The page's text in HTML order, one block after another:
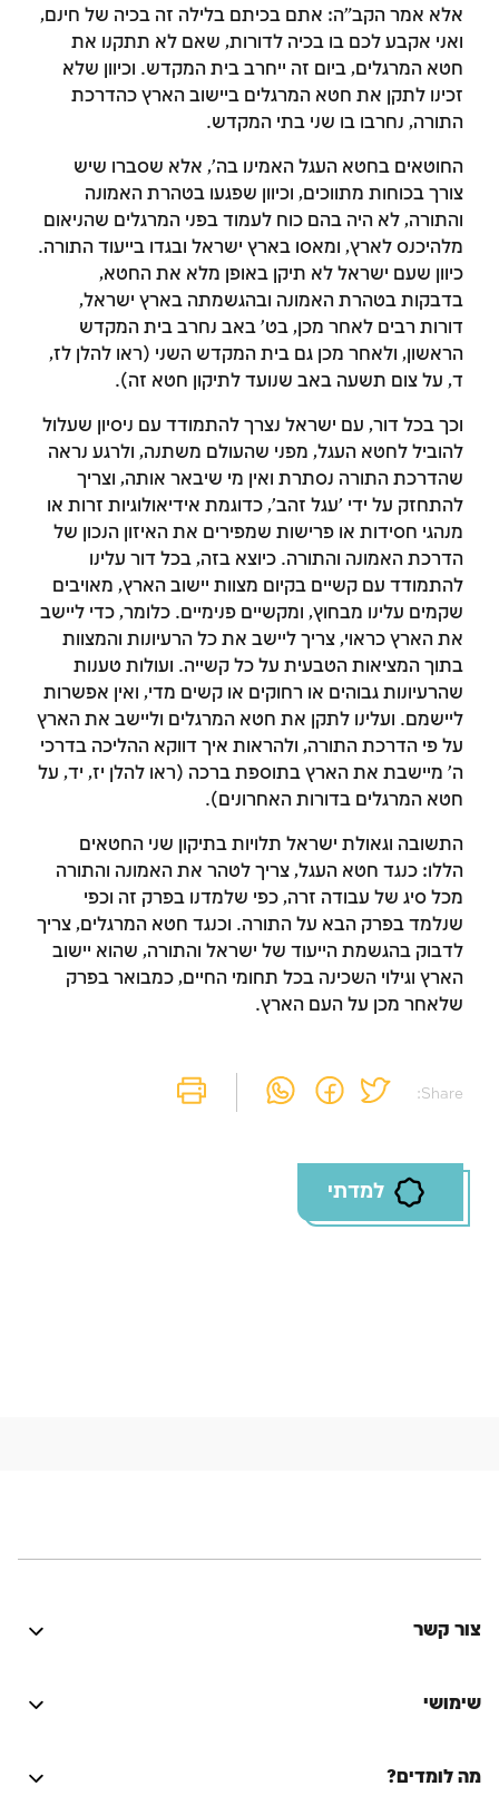
Share:
אלא אמר הקב"ה: אתם בכיתם בלילה זה בכיה של חינם,
ואני אקבע לכם בו בכיה לדורות, שאם לא תתקנו את
חטא המרגלים, ביום זה ייחרב בית המקדש. וכיוון שלא
זכינו לתקן את חטא המרגלים ביישוב הארץ כהדרכת
התורה, נחרבו בו שני בתי המקדש.
החוטאים בחטא העגל האמינו בה', אלא שסברו שיש
צורך בכוחות מתווכים, וכיוון שפגעו בטהרת האמונה
והתורה, לא היה בהם כוח לעמוד בפני המרגלים שהניאום
מלהיכנס לארץ, ומאסו בארץ ישראל ובגדו בייעוד התורה.
כיוון שעם ישראל לא תיקן באופן מלא את החטא,
בדבקות בטהרת האמונה ובהגשמתה בארץ ישראל,
דורות רבים לאחר מכן, בט' באב נחרב בית המקדש
הראשון, ולאחר מכן גם בית המקדש השני (ראו להלן לז,
ד, על צום תשעה באב שנועד לתיקון חטא זה).
וכך בכל דור, עם ישראל נצרך להתמודד עם ניסיון שעלול
להוביל לחטא העגל, מפני שהעולם משתנה, ולרגע נראה
שהדרכת התורה נסתרת ואין מי שיבאר אותה, וצריך
להתחזק על ידי 'עגל זהב', כדוגמת אידיאולוגיות זרות או
מנהגי חסידות או פרישות שמפירים את האיזון הנכון של
הדרכת האמונה והתורה. כיוצא בזה, בכל דור עלינו
להתמודד עם קשיים בקיום מצוות יישוב הארץ, מאויבים
שקמים עלינו מבחוץ, ומקשיים פנימיים. כלומר, כדי ליישב
את הארץ כראוי, צריך ליישב את כל הרעיונות והמצוות
בתוך המציאות הטבעית על כל קשייה. ועולות טענות
שהרעיונות גבוהים או רחוקים או קשים מדי, ואין אפשרות
ליישמם. ועלינו לתקן את חטא המרגלים וליישב את הארץ
על פי הדרכת התורה, ולהראות איך דווקא ההליכה בדרכי
ה' מיישבת את הארץ בתוספת ברכה (ראו להלן יז, יד, על
חטא המרגלים בדורות האחרונים).
התשובה וגאולת ישראל תלויות בתיקון שני החטאים
הללו: כנגד חטא העגל, צריך לטהר את האמונה והתורה
מכל סיג של עבודה זרה, כפי שלמדנו בפרק זה וכפי
שנלמד בפרק הבא על התורה. וכנגד חטא המרגלים, צריך
לדבוק בהגשמת הייעוד של ישראל והתורה, שהוא יישוב
הארץ וגילוי השכינה בכל תחומי החיים, כמבואר בפרק
שלאחר מכן על העם הארץ.
למדתי
זמן להתחבר לחשבון
שלך
לסימון המושג כנלמד, יש להתחבר לחשבון או
הרשמה התחברות
צור קשר
לשמוע!
שימושי
על הספר המסורת היהודית
מה לומדים?